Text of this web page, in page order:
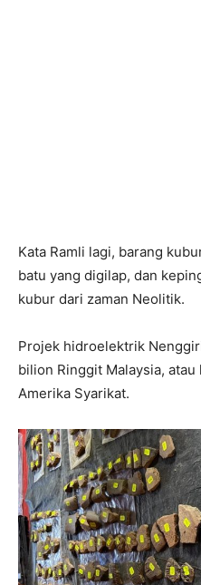
Kata Ramli lagi, barang
batu yang digilap, dan
kubur dari zaman Neolitik.
Projek hidroelektrik
bilion Ringgit Malaysia,
Amerika Syarikat.